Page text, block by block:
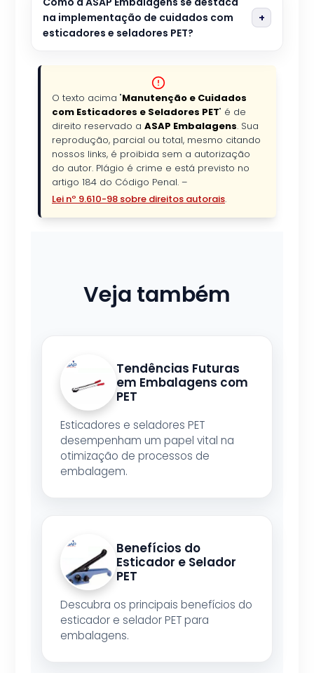
na implementação de cuidados com
esticadores e seladores PET?
O texto acima "Manutenção e Cuidados
com Esticadores e Seladores PET" é de
direito reservado a ASAP Embalagens. Sua
reprodução, parcial ou total, mesmo citando
nossos links, é proibida sem a autorização
do autor. Plágio é crime e está previsto no
artigo 184 do Código Penal. –
Lei nº 9.610-98 sobre direitos autorais.
Veja também
Tendências Futuras
em Embalagens com
PET
Esticadores e seladores PET
desempenham um papel vital na
otimização de processos de
embalagem.
Benefícios do
Esticador e Selador
PET
Descubra os principais benefícios do
esticador e selador PET para
embalagens.